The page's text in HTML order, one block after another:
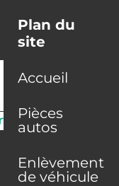
Plan du
site
Accueil
Pièces
autos
Enlèvement
de véhicule